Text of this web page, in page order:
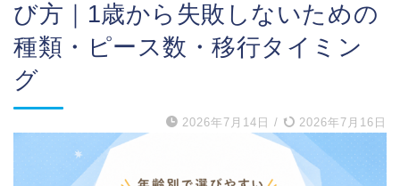
び方｜1歳から失敗しないための
種類・ピース数・移行タイミン
グ
2026年7月14日 / 2026年7月16日